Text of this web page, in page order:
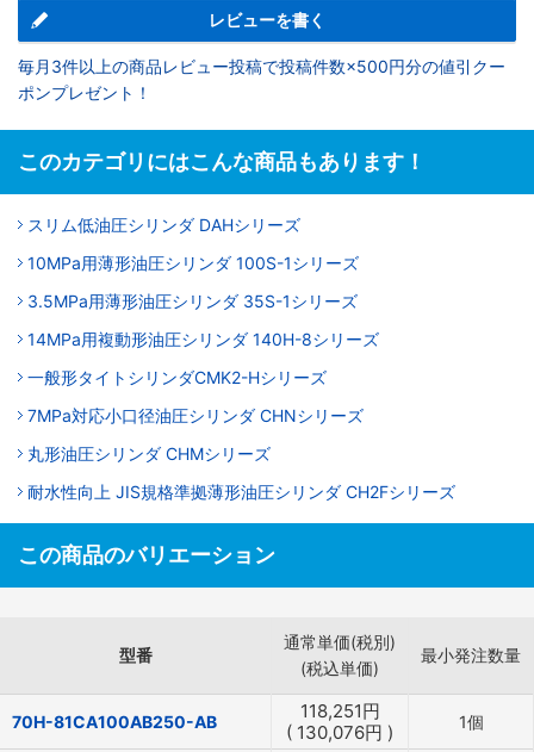
レビューを書く
毎月3件以上の商品レビュー投稿で投稿件数×500円分の値引クー
ポンプレゼント！
このカテゴリにはこんな商品もあります！
スリム低油圧シリンダ DAHシリーズ
10MPa用薄形油圧シリンダ 100S-1シリーズ
3.5MPa用薄形油圧シリンダ 35S-1シリーズ
14MPa用複動形油圧シリンダ 140H-8シリーズ
一般形タイトシリンダCMK2-Hシリーズ
7MPa対応小口径油圧シリンダ CHNシリーズ
丸形油圧シリンダ CHMシリーズ
耐水性向上 JIS規格準拠薄形油圧シリンダ CH2Fシリーズ
この商品のバリエーション
型番
通常単価(税別)
(税込単価)
最小発注数量
70H-81CA100AB250-AB 118,251円
( 130,076円 ) 1個